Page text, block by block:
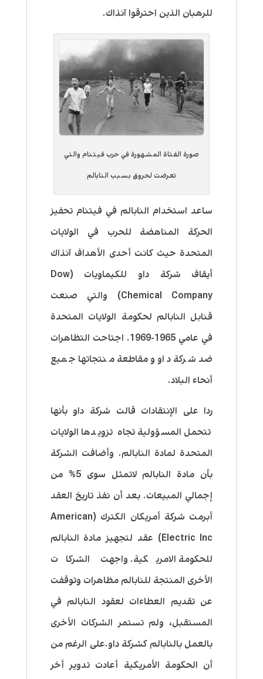
للرهبان الذين احترقوا آنذاك.
صورة الفتاة المشهورة في حرب فيتنام والتي
تعرضت لحروق بسبب النابالم
ساعد استخدام النابالم في فيتنام تحفيز
الحركة المناهضة للحرب في الولايات
المتحدة حيث كانت أحدى الأهداف آنذاك
أيقاف شركة داو للكيماويات (Dow
Chemical Company) والتي صنعت
قنابل النابالم لحكومة الولايات المتحدة
في عامي 1965-1969. اجتاحت التظاهرات
ضد شركة داو ومقاطعة منتجاتها جميع
أنحاء البلاد.
ردا على الإنتقادات قالت شركة داو بأنها
تتحمل المسؤولية تجاه تزويدها الولايات
المتحدة لمادة النابالم. وأضافت الشركة
بأن مادة النابالم لاتمثل سوى 5% من
إجمالي المبيعات. بعد أن نفذ تاريخ العقد
أبرمت شركة أمريكان الكترك (American
Electric Inc) عقد لتجهيز مادة النابالم
للحكومة الامريكية. واجهت الشركات
الأخرى المنتجة للنابالم مظاهرات وتوقفت
عن تقديم العطاءات لعقود النابالم في
المستقبل، ولم تستمر الشركات الأخرى
بالعمل بالنابالم كشركة داو.على الرغم من
أن الحكومة الأمريكية أعادت تدوير أخر